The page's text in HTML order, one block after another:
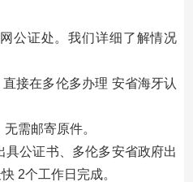
公证处。我们详细了解情况
接在多伦多办理 安省海牙认
需邮寄原件。
公证书、多伦多安省政府出
2个工作日完成。